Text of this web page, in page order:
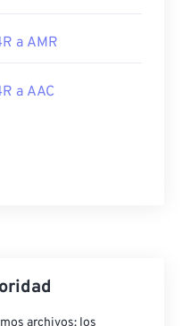
a AMR
a AAC
archivos: los